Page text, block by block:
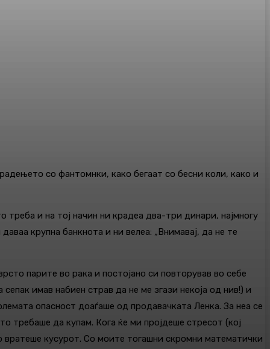
со фантомнки, како бегаат со бесни коли, како и
и на тој начин ни крадеа два-три динари, најмногу
крупна банкнота и ни велеа: „Внимавај, да не те
парите во рака и постојано си повторував во себе
имав набиен страв да не ме згази некоја од нив!) и
опасност доаѓаше од продавачката Ленка. За неа се
требаше да купам. Кога ќе ми пројдеше стресот (кој
вратеше кусурот. Со моите тогашни скромни математички